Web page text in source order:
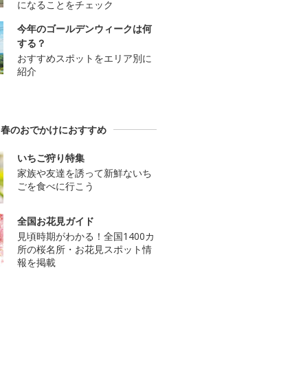
になることをチェック
今年のゴールデンウィークは何
する？
おすすめスポットをエリア別に
紹介
春のおでかけにおすすめ
いちご狩り特集
家族や友達を誘って新鮮ないち
ごを食べに行こう
全国お花見ガイド
見頃時期がわかる！全国1400カ
所の桜名所・お花見スポット情
報を掲載